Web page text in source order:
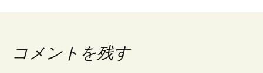
コメントを残す